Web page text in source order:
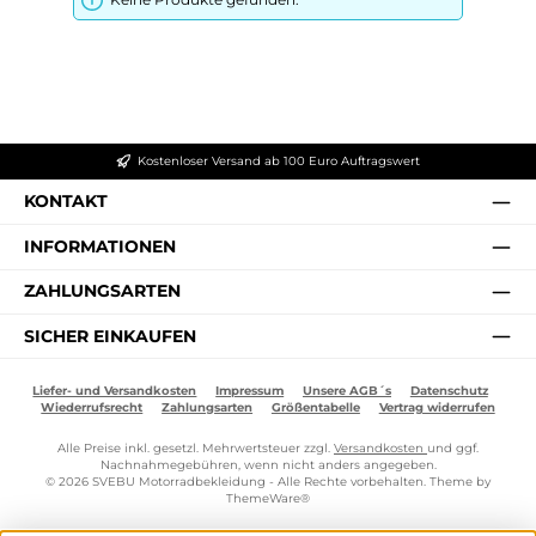
Kostenloser Versand ab 100 Euro Auftragswert
KONTAKT
INFORMATIONEN
ZAHLUNGSARTEN
SICHER EINKAUFEN
Liefer- und Versandkosten Impressum Unsere AGB´s
Datenschutz
Wiederrufsrecht
Zahlungsarten Größentabelle Vertrag widerrufen
Alle Preise inkl. gesetzl. Mehrwertsteuer zzgl. Versandkosten und ggf.
Nachnahmegebühren, wenn nicht anders angegeben.
© 2026 SVEBU Motorradbekleidung - Alle Rechte vorbehalten. Theme by
ThemeWare®